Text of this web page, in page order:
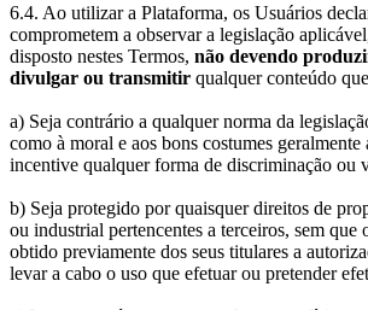
6.4. Ao utilizar a Plataforma, os Usuários
comprometem a observar a legislação
disposto nestes Termos, não devendo
divulgar ou transmitir qualquer conteúdo
a) Seja contrário a qualquer norma da
como à moral e aos bons costumes geralmente
incentive qualquer forma de discriminação ou
b) Seja protegido por quaisquer direitos de
ou industrial pertencentes a terceiros, sem que
obtido previamente dos seus titulares a
levar a cabo o uso que efetuar ou pretender